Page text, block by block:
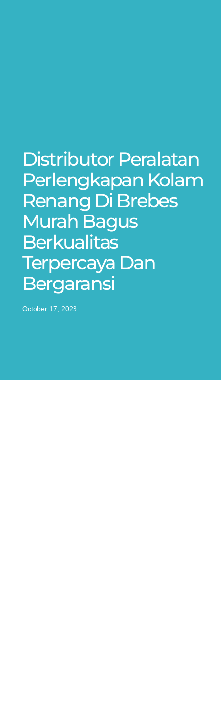
Distributor Peralatan
Perlengkapan Kolam
Renang Di Brebes
Murah Bagus
Berkualitas
Terpercaya Dan
Bergaransi
October 17, 2023